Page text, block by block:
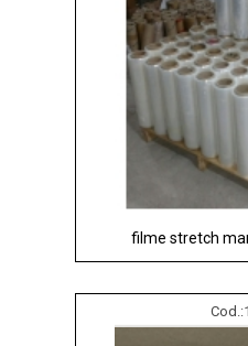
filme stretch
Cod.: